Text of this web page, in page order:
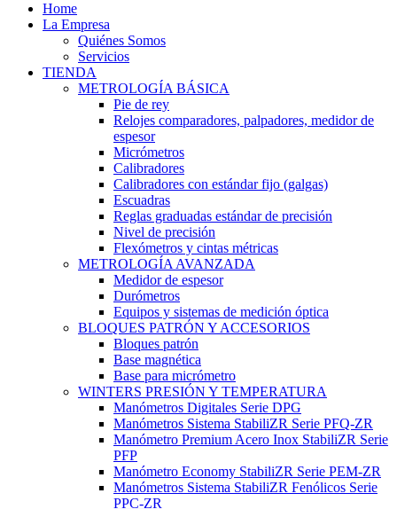
Home
La Empresa
Quiénes Somos
Servicios
TIENDA
METROLOGÍA BÁSICA
Pie de rey
Relojes comparadores, palpadores, medidor de
espesor
Micrómetros
Calibradores
Calibradores con estándar fijo (galgas)
Escuadras
Reglas graduadas estándar de precisión
Nivel de precisión
Flexómetros y cintas métricas
METROLOGÍA AVANZADA
Medidor de espesor
Durómetros
Equipos y sistemas de medición óptica
BLOQUES PATRÓN Y ACCESORIOS
Bloques patrón
Base magnética
Base para micrómetro
WINTERS PRESIÓN Y TEMPERATURA
Manómetros Digitales Serie DPG
Manómetros Sistema StabiliZR Serie PFQ-ZR
Manómetro Premium Acero Inox StabiliZR Serie
PFP
Manómetro Economy StabiliZR Serie PEM-ZR
Manómetros Sistema StabiliZR Fenólicos Serie
PPC-ZR